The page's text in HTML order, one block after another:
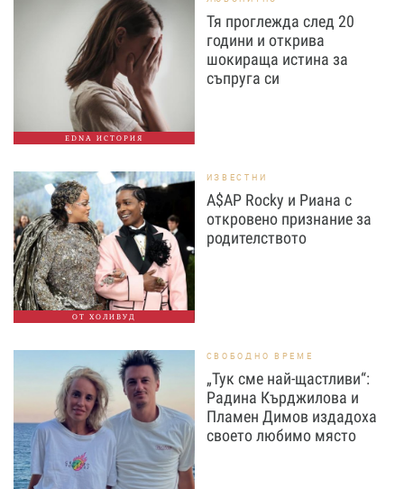
EDNA ИСТОРИЯ
Тя проглежда след 20
години и открива
шокираща истина за
съпруга си
ОТ ХОЛИВУД
ИЗВЕСТНИ
A$AP Rocky и Риана с
откровено признание за
родителството
СВОБОДНО ВРЕМЕ
„Тук сме най-щастливи“:
Радина Кърджилова и
Пламен Димов издадоха
своето любимо място